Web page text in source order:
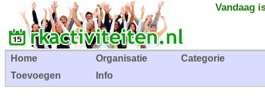
Vandaag
Home Organisatie
Categorie
Toevoegen
Info